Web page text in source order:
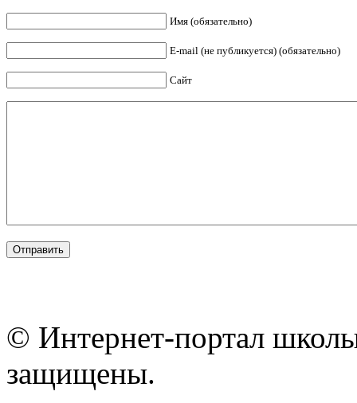
Имя (обязательно)
E-mail (не публикуется) (обязательно)
Сайт
© Интернет-портал
защищены.